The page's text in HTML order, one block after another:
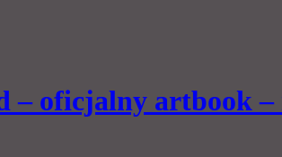
– oficjalny artbook